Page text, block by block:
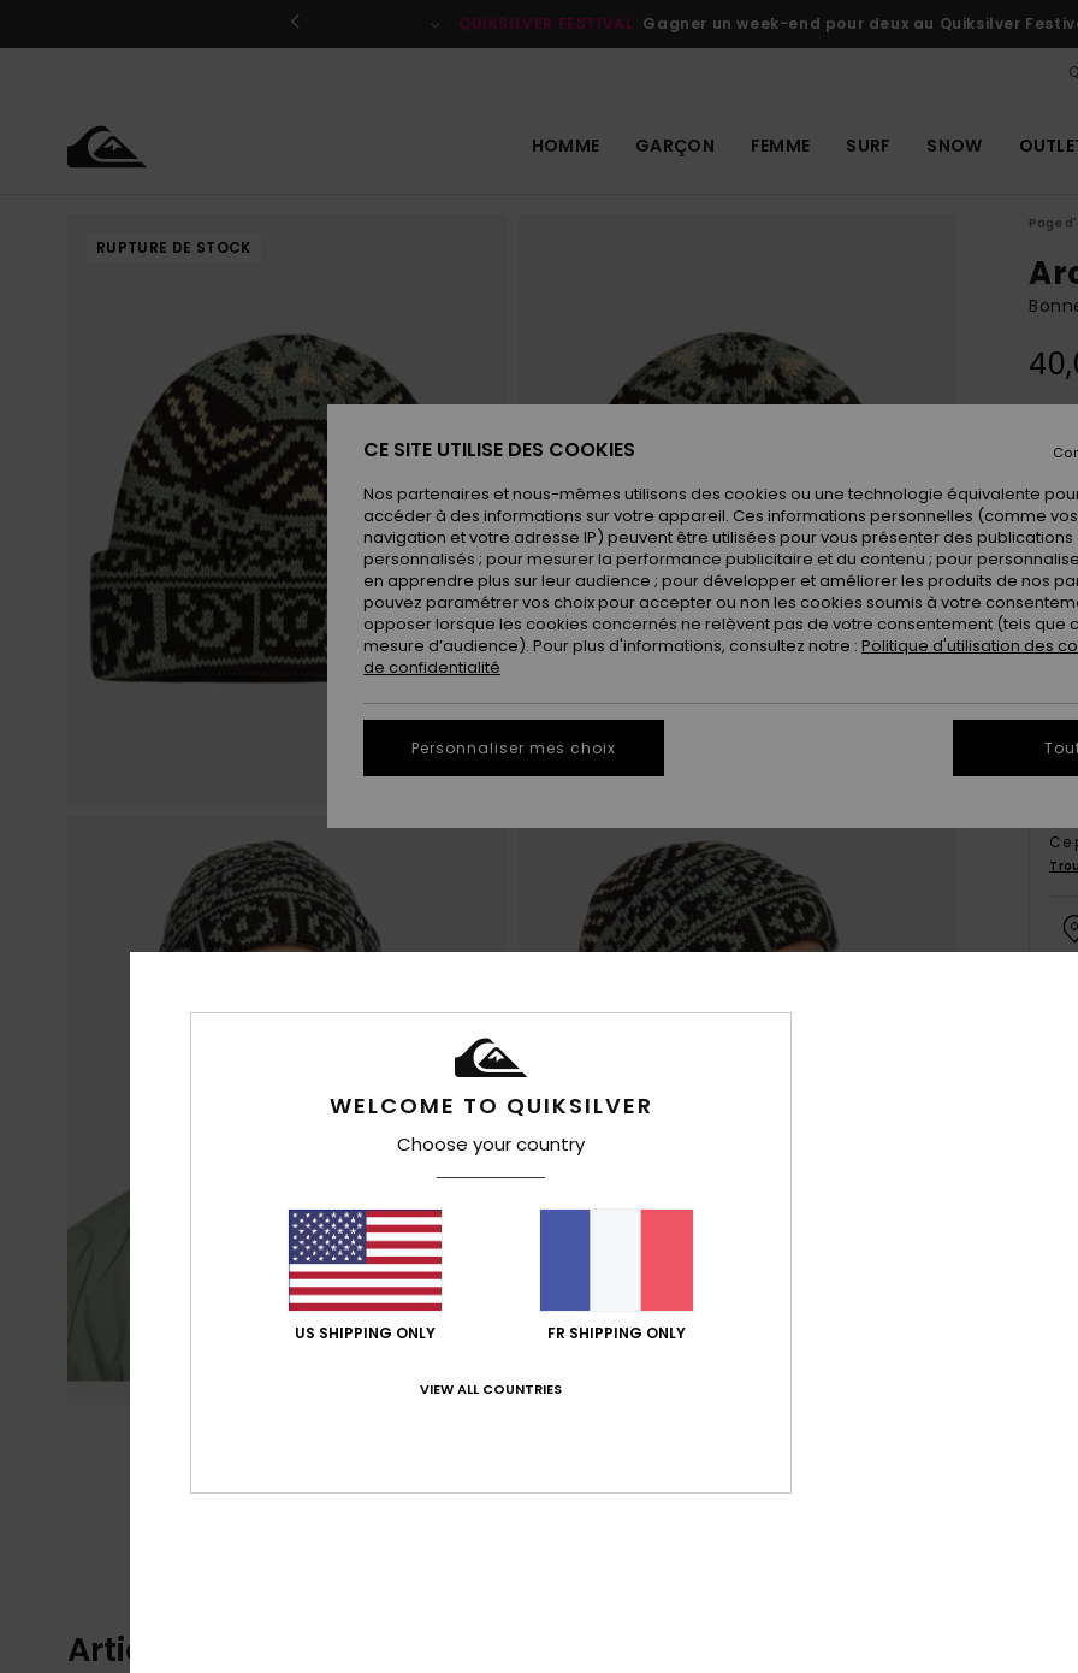
le
QUIKSILVER FESTIVAL Gagner un week-end pour deux au Quiksilver
HOMME GARÇON FEMME SURF SNOW
RUPTURE DE STOCK
Page
Ce
Articles vus récemment
WELCOME TO QUIKSILVER
Choose your country
US SHIPPING ONLY FR SHIPPING ONLY
VIEW ALL COUNTRIES
CE SITE UTILISE DES COOKIES
Nos partenaires et nous-mêmes utilisons des cookies ou une technologie équivalente
accéder à des informations sur votre appareil. Ces informations personnelles (comme
navigation et votre adresse IP) peuvent être utilisées pour vous présenter des publications
personnalisés ; pour mesurer la performance publicitaire et du contenu ; pour
en apprendre plus sur leur audience ; pour développer et améliorer les produits de nos
pouvez paramétrer vos choix pour accepter ou non les cookies soumis à votre
opposer lorsque les cookies concernés ne relèvent pas de votre consentement (tels que
mesure d’audience). Pour plus d'informations, consultez notre : Politique d'utilisation des
de confidentialité
Personnaliser mes choix